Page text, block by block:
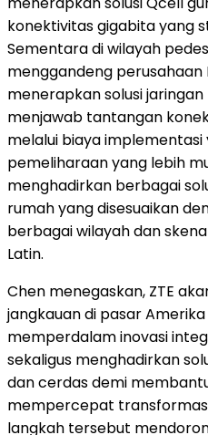
konektivitas gigabita yang
Sementara di wilayah
menggandeng perusahaan
menerapkan solusi jaringan
menjawab tantangan
melalui biaya
pemeliharaan yang lebih
menghadirkan berbagai
rumah yang disesuaikan
berbagai wilayah dan
Latin.
Chen menegaskan, ZTE
jangkauan di pasar
memperdalam inovasi
sekaligus menghadirkan
dan cerdas demi
mempercepat
langkah tersebut